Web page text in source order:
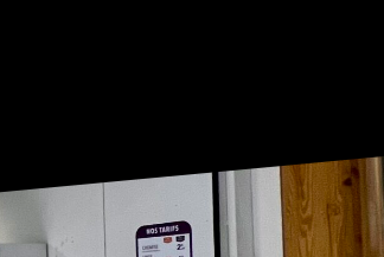
RESTAURANTS
ACTUALITÉS ACCÈS